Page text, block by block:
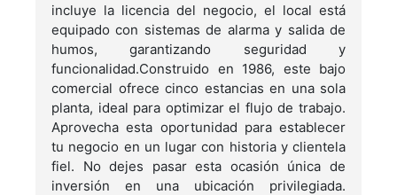
incluye la licencia del negocio, el local está
equipado con sistemas de alarma y salida de
humos, garantizando seguridad y
funcionalidad.Construido en 1986, este bajo
comercial ofrece cinco estancias en una sola
planta, ideal para optimizar el flujo de trabajo.
Aprovecha esta oportunidad para establecer
tu negocio en un lugar con historia y clientela
fiel. No dejes pasar esta ocasión única de
inversión en una ubicación privilegiada.